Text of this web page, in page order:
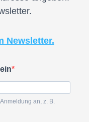
Newsletter.
an, z. B.